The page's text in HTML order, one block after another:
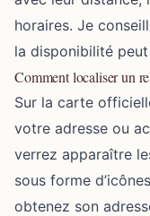
horaires. Je
la disponibilité
Comment localiser un
Sur la carte
votre adresse ou
verrez apparaître
sous forme
obtenez son